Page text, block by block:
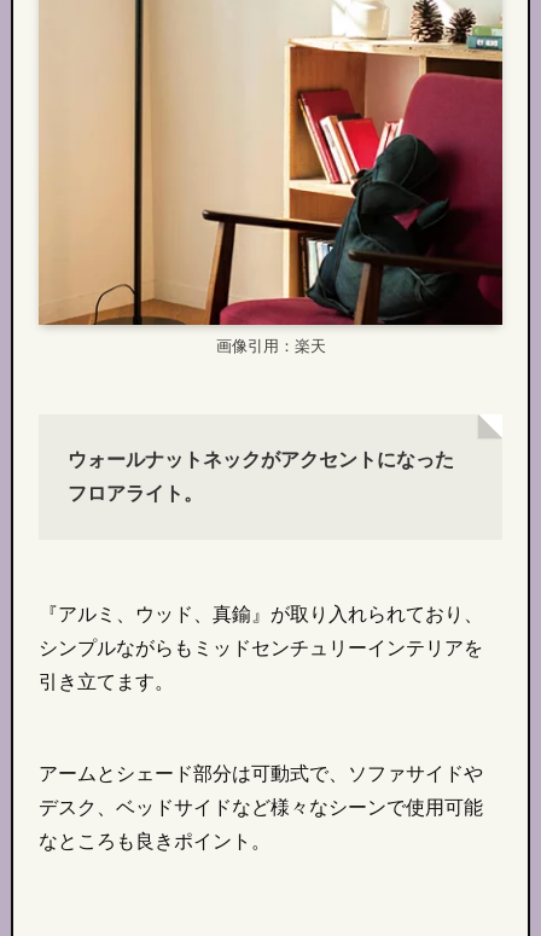
画像引用：楽天
ウォールナットネックがアクセントになった
フロアライト。
『アルミ、ウッド、真鍮』が取り入れられており、
シンプルながらもミッドセンチュリーインテリアを
引き立てます。
アームとシェード部分は可動式で、ソファサイドや
デスク、ベッドサイドなど様々なシーンで使用可能
なところも良きポイント。